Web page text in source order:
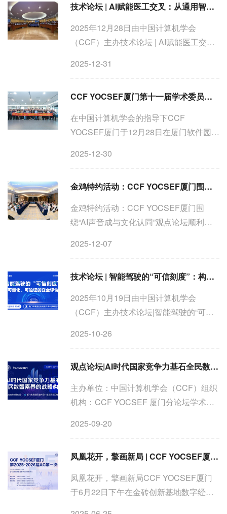
厦门的同时，正式拉开了新...
技术论坛 | AI赋能医工交叉：从通用智能到领域突破的创新之路
2025年12月28日由中国计算机学会
（CCF）主办技术论坛 | AI赋能医工交
厦门大学举行 论坛背景：当前，人工智能
程融合”的关键阶段。然...
2025-12-31
CCF YOCSEF厦门第十一届学术委员会第二次会议暨2026-2027年度换届选举大会
在中国计算机学会的指导下CCF
YOCSEF厦门于12月28日在厦门软件园一
委员会第二次会议暨2026-2027年度换届
2026主席苏彦聪和CCF YOCSEF总部
2025-202...
2025-12-30
金鸡特约活动：CCF YOCSEF厦门围绕“AI声音成与文化认同”观点论坛顺利举行
金鸡特约活动：CCF YOCSEF厦门围
绕“AI声音成与文化认同”观点论坛顺利举
金鸡百花电影节在厦门举办之际，一场
现实危机”为主题的观点论坛...
2025-12-07
技术论坛 | 智能驾驶的“可信刻度”：构建可量化、可验证的安全评价体系
2025年10月19日由中国计算机学会
（CCF）主办技术论坛|智能驾驶的“可信
系在厦门市巨龙软件工程有限公司举行论
动迈向安全驱动的新阶段。...
2025-10-26
观点论坛|AI时代国家竞争力基石全民数智素养的战略构建
主办单位：中国计算机学会（CCF）组织
机构：CCF YOCSEF 厦门分论坛学术委
能产业赋能中心、金砖创新基地数字经济
金砖国家新工业革命伙伴关...
2025-09-20
凤凰花开，擎画新局 | CCF YOCSEF厦门第2025-2026届学术委员会第一次全体会议
凤凰花开，擎画新局‍‍‍‍‍‍‍‍‍‍‍‍‍‍‍‍‍‍‍‍‍‍‍‍‍‍‍CCF YOCSEF厦门
于6月22日下午在金砖创新基地数字经济